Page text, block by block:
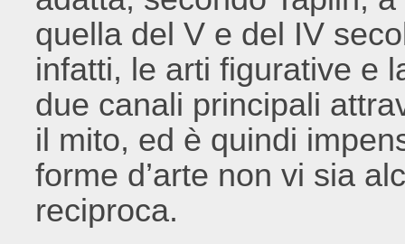
quella del V e del IV
infatti, le arti figurative e
due canali principali
il mito, ed è quindi
forme d’arte non vi sia
reciproca.